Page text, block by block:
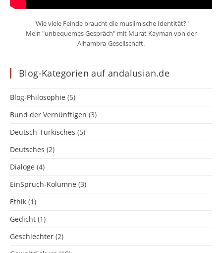
"Wie viele Feinde braucht die muslimische Identität?"
Mein "unbequemes Gespräch" mit Murat Kayman von der
Alhambra-Gesellschaft.
Blog-Kategorien auf andalusian.de
Blog-Philosophie (5)
Bund der Vernünftigen (3)
Deutsch-Türkisches (5)
Deutsches (2)
Dialoge (4)
EinSpruch-Kolumne (3)
Ethik (1)
Gedicht (1)
Geschlechter (2)